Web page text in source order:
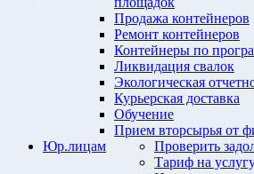
Продажа контейнеров
Ремонт контейнеров
Контейнеры по
Ликвидация свалок
Экологическая
Курьерская доставка
Обучение
Прием вторсырья от
Проверить
Тариф на
Юр.лицам